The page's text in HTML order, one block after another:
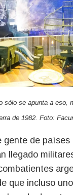
sólo se apunta a eso,
de 1982. Foto:
gente de países
llegado
que incluso